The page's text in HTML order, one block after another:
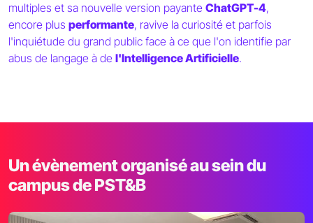
multiples et sa nouvelle version payante ChatGPT-4,
encore plus performante, ravive la curiosité et parfois
l'inquiétude du grand public face à ce que l'on identifie par
abus de langage à de l'Intelligence Artificielle.
Un évènement organisé au sein du
campus de PST&B